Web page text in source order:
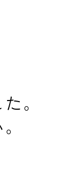
。